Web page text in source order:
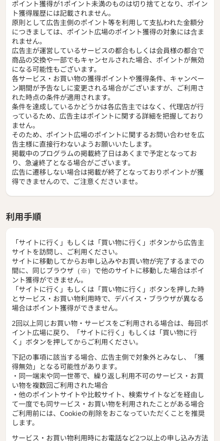
ポイント獲得が1ポイント未満のものは切り捨てとなり、ポイン
ト獲得履歴には記載されません。
原則として広告主側のポイント等を利用して支払われた金額分
につきましては、ポイント広場のポイント獲得の対象には含ま
れません。
広告主が運営しているサービスの都合もしくは会員様の都合で
商品の交換や一部でもキャンセルされた場合、ポイントが無効
になる可能性もございます。
各サービス・お買い物の獲得ポイントや獲得条件、キャンペー
ン期間が予告なしに変更される場合がございますが、ご利用さ
れた時点の条件が適用されます。
条件を達成しているかどうかは各広告主ではなく、代理店が行
っているため、広告主はポイントに関する詳細を把握しており
ません。
そのため、ポイント広場のポイントに関するお問い合わせを広
告主様に直接行わないようお願いいたします。
掲載中のプログラムの掲載終了日はあくまで予定となってお
り、急遽終了となる場合がございます。
広告に遷移しない場合は掲載が終了となっておりポイントが獲
得できませんので、ご注意くださいませ。
利用手順
「サイトに行く」もしくは「買い物に行く」ボタンから広告主
サイトを訪問し、ご利用ください。
サイトに移動してからお申し込みやお買い物が完了するまでの
間に、同じブラウザ（※）で他のサイトに移動した場合はポイ
ント獲得ができません。
「サイトに行く」もしくは「買い物に行く」ボタンを押した時
とサービス・お買い物利用時で、デバイス・ブラウザが異なる
場合はポイント獲得ができません。
2回以上同じお買い物・サービスをご利用される場合は、毎回ポ
イント広場に戻り、「サイトに行く」もしくは「買い物に行
く」ボタンを押してからご利用ください。
下記の事項に該当する場合、広告主側で対象外とみなし、「獲
得無効」となる可能性があります。
・同一端末や同一世帯で、繰り返し利用不可のサービス・お買
い物を複数回ご利用された場合
・他のポイントサイトや比較サイト、検索サイトなどを経由し
て一度でも同サービス・お買い物を利用されたことがある場合
ご利用前には、Cookieの削除をおこなっていただくことを推奨
します。
サービス・お買い物利用時にお電話など2つ以上の申し込み方法